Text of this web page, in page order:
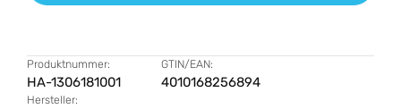
Produktnummer:
HA-1306181001
GTIN/EAN:
4010168256894
Hersteller: